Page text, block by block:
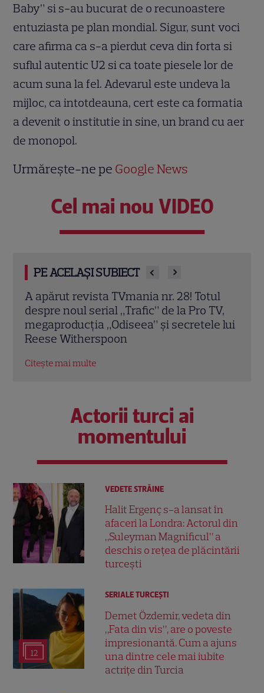
Baby” si s-au bucurat de o recunoastere
entuziasta pe plan mondial. Sigur, sunt voci
care afirma ca s-a pierdut ceva din forta si
suflul autentic U2 si ca toate piesele lor de
acum suna la fel. Adevarul este undeva la
mijloc, ca intotdeauna, cert este ca formatia
a devenit o institutie in sine, un brand cu aer
de monopol.
Urmărește-ne pe Google News
Cel mai nou VIDEO
PE ACELAȘI SUBIECT
A apărut noul număr TVmania! Florin
Răducioiu aduce magia Mondialului pe
coperta noii ediții
Actorii turci ai
momentului
VEDETE STRĂINE
Halit Ergenç s-a lansat în
afaceri la Londra: Actorul din
„Suleyman Magnificul” a
deschis o rețea de plăcintării
turcești
12
SERIALE TURCEŞTI
Demet Özdemir, vedeta din
„Fata din vis”, are o poveste
impresionantă. Cum a ajuns
una dintre cele mai iubite
actrițe din Turcia